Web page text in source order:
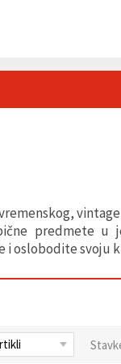
predmete u
oslobodite svoju